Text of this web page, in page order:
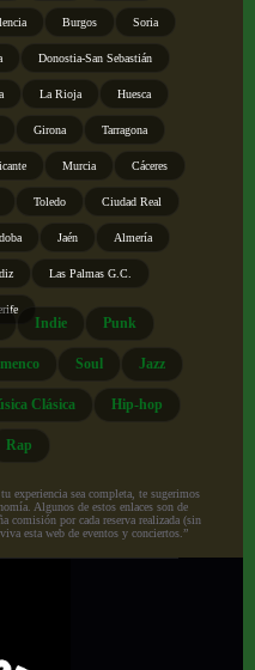
Burgos Soria
Donostia-San Sebastián
La Rioja Huesca
Girona Tarragona
Murcia Cáceres
Toledo Ciudad Real
Jaén Almería
Las Palmas G.C.
Indie Punk
Soul Jazz
Clásica Hip-hop
Rap
experiencia sea completa, te sugerimos
Algunos de estos enlaces son de
comisión por cada reserva realizada (sin
esta web de eventos y conciertos.”